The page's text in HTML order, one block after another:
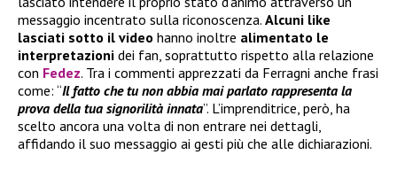
messaggio incentrato sulla riconoscenza. Alcuni like
lasciati sotto il video hanno inoltre alimentato le
interpretazioni dei fan, soprattutto rispetto alla relazione
con Fedez. Tra i commenti apprezzati da Ferragni anche frasi
come: “Il fatto che tu non abbia mai parlato rappresenta la
prova della tua signorilità innata”. L’imprenditrice, però, ha
scelto ancora una volta di non entrare nei dettagli,
affidando il suo messaggio ai gesti più che alle dichiarazioni.